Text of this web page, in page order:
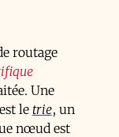
routage
Une
le trie, un
nœud est